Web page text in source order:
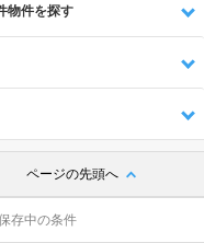
物件を探す
ページの先頭へ
存中の条件